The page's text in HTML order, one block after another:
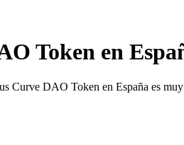
Token en
Curve DAO Token en España es